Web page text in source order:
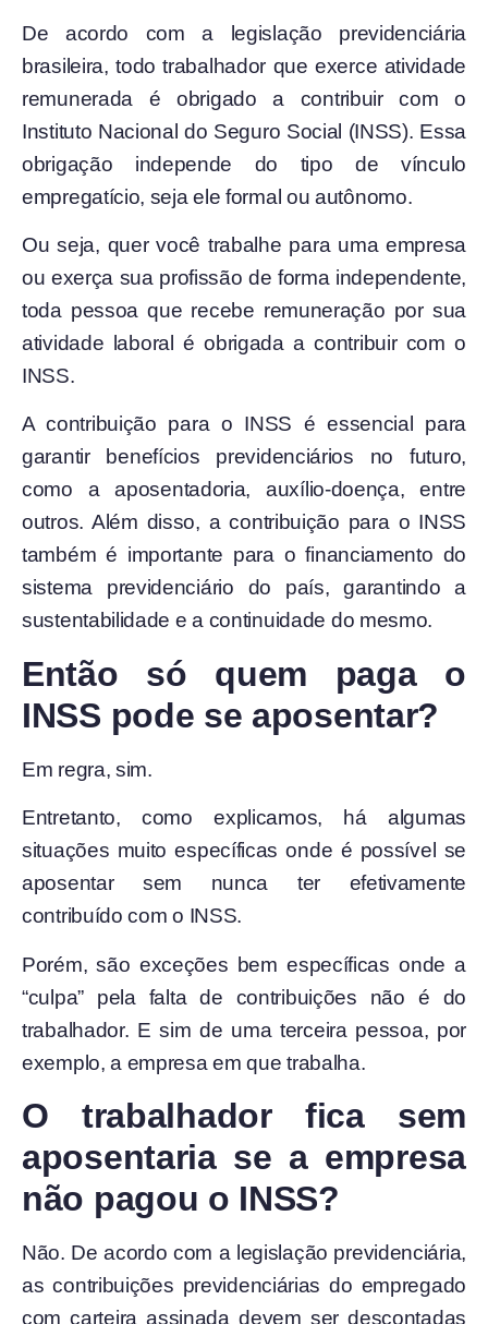
De acordo com a legislação previdenciária
brasileira, todo trabalhador que exerce atividade
remunerada é obrigado a contribuir com o
Instituto Nacional do Seguro Social (INSS). Essa
obrigação independe do tipo de vínculo
empregatício, seja ele formal ou autônomo.
Ou seja, quer você trabalhe para uma empresa
ou exerça sua profissão de forma independente,
toda pessoa que recebe remuneração por sua
atividade laboral é obrigada a contribuir com o
INSS.
A contribuição para o INSS é essencial para
garantir benefícios previdenciários no futuro,
como a aposentadoria, auxílio-doença, entre
outros. Além disso, a contribuição para o INSS
também é importante para o financiamento do
sistema previdenciário do país, garantindo a
sustentabilidade e a continuidade do mesmo.
Então só quem paga o
INSS pode se aposentar?
Em regra, sim.
Entretanto, como explicamos, há algumas
situações muito específicas onde é possível se
aposentar sem nunca ter efetivamente
contribuído com o INSS.
Porém, são exceções bem específicas onde a
“culpa” pela falta de contribuições não é do
trabalhador. E sim de uma terceira pessoa, por
exemplo, a empresa em que trabalha.
O trabalhador fica sem
aposentaria se a empresa
não pagou o INSS?
Não. De acordo com a legislação previdenciária,
as contribuições previdenciárias do empregado
com carteira assinada devem ser descontadas